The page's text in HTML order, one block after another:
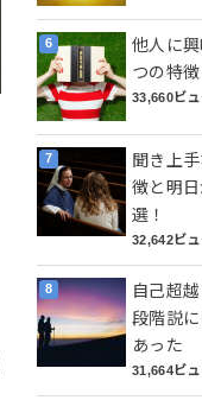
他人に
つの特
33,660ビ
聞き上
徴と明
選！
32,642ビ
自己超
段階説
あった
31,664ビ